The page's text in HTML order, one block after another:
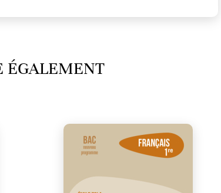
ÉGALEMENT